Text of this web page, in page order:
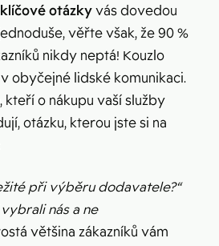
klíčové otázkyvás dovedou
věřte však, že 90 %
nikdy neptá! Kouzlo
obyčejné lidské komunikaci.
o nákupu vaší služby
otázku, kterou jste si na
při výběru dodavatele?“
nás a ne
většina zákazníků vám